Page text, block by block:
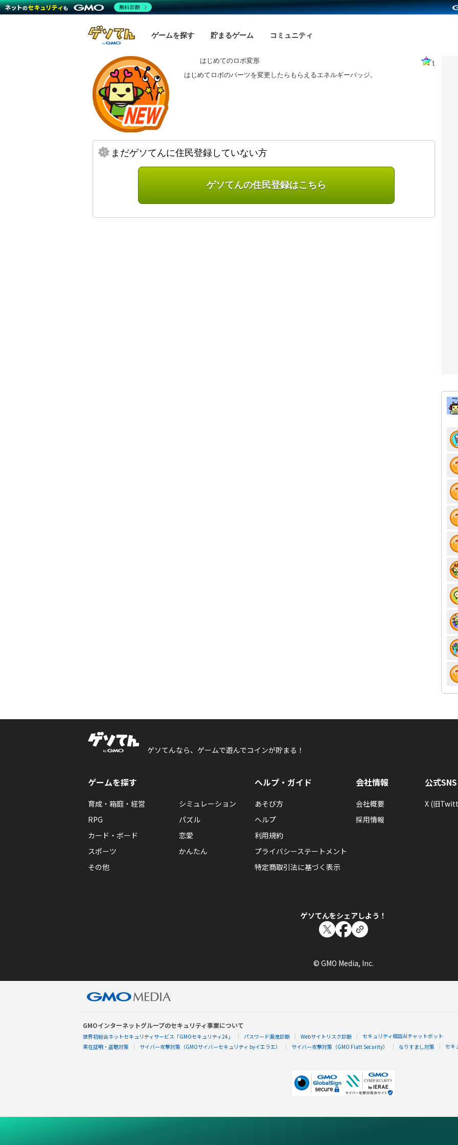
ゲームを探す 貯まるゲーム コミュニティ
はじめてのロボ変形
1
はじめてロボのパーツを変更したらもらえるエネルギーバッジ。
まだゲソてんに住民登録していない方
ゲソてんの住民登録はこちら
ゲソてんなら、ゲームで遊んでコインが貯まる！
ゲームを探す
育成・箱庭・経営
シミュレーション
RPG
パズル
カード・ボード
恋愛
スポーツ
かんたん
その他
ヘルプ・ガイド
あそび方
ヘルプ
利用規約
プライバシーステートメント
特定商取引法に基づく表示
会社情報
会社概要
採用情報
公式SNS
X (旧
ゲソてんをシェアしよう！
© GMO Media, Inc.
GMOインターネットグループのセキュリティ事業について
世界初総合ネットセキュリティサービス「GMOセキュリティ24」 パスワード漏洩診断 Webサイトリスク診断
セキュリティ相談AIチャットボット
実在証明・盗聴対策
サイバー攻撃対策（GMOサイバーセキュリティ byイエラエ） サイバー攻撃対策（GMO Flatt Security） なりすまし対策 セキ
無料診断